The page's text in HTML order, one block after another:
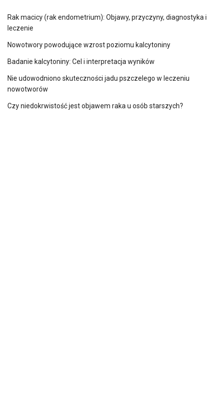
Rak macicy (rak endometrium): Objawy, przyczyny, diagnostyka i
leczenie
Nowotwory powodujące wzrost poziomu kalcytoniny
Badanie kalcytoniny: Cel i interpretacja wyników
Nie udowodniono skuteczności jadu pszczelego w leczeniu
nowotworów
Czy niedokrwistość jest objawem raka u osób starszych?